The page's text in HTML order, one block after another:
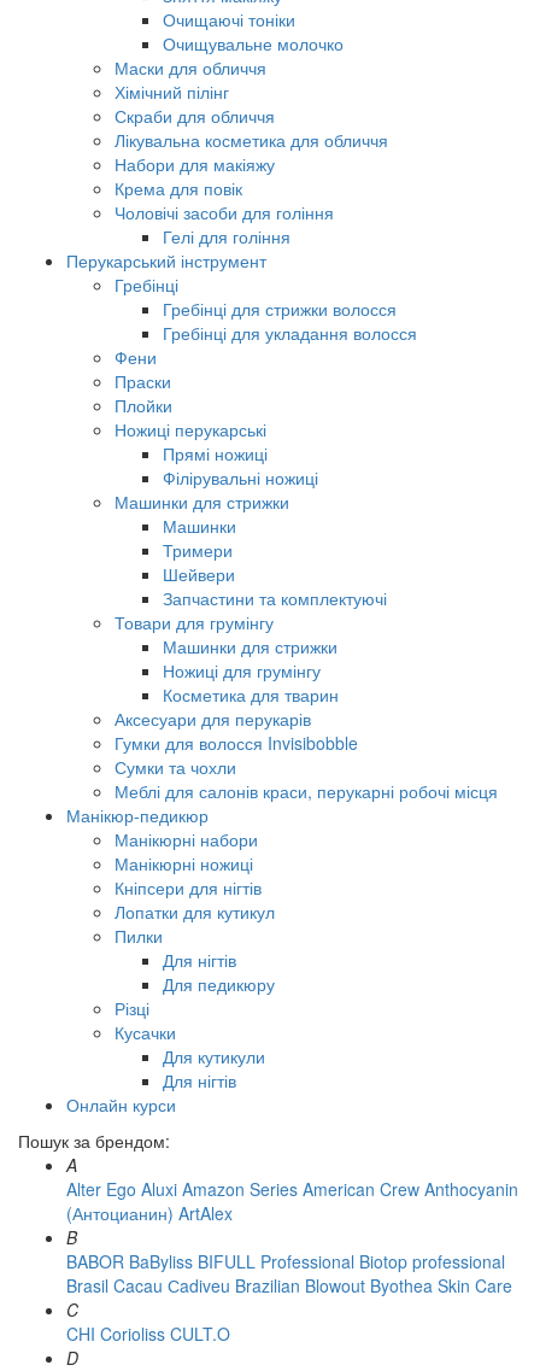
Очищаючі тоніки
Очищувальне молочко
Маски для обличчя
Хімічний пілінг
Скраби для обличчя
Лікувальна косметика для обличчя
Набори для макіяжу
Крема для повік
Чоловічі засоби для гоління
Гелі для гоління
Перукарський інструмент
Гребінці
Гребінці для стрижки волосся
Гребінці для укладання волосся
Фени
Праски
Плойки
Ножиці перукарські
Прямі ножиці
Філірувальні ножиці
Машинки для стрижки
Машинки
Тримери
Шейвери
Запчастини та комплектуючі
Товари для грумінгу
Машинки для стрижки
Ножиці для грумінгу
Косметика для тварин
Аксесуари для перукарів
Гумки для волосся Invisibobble
Сумки та чохли
Меблі для салонів краси, перукарні робочі місця
Манікюр-педикюр
Манікюрні набори
Манікюрні ножиці
Кніпсери для нігтів
Лопатки для кутикул
Пилки
Для нігтів
Для педикюру
Різці
Кусачки
Для кутикули
Для нігтів
Онлайн курси
Пошук за брендом:
A
Alter Ego Aluxi Amazon Series American Crew Anthocyanin
(Антоцианин) ArtAlex
B
BABOR BaByliss BIFULL Professional Biotop professional
Brasil Cacau Сadiveu Brazilian Blowout Byothea Skin Care
C
CHI Corioliss CULT.O
D